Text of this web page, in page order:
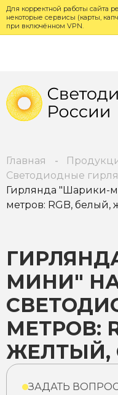
Для корректной работы сайта
некоторые сервисы (карты,
при включённом VPN.
Главная
Светодиодные
Гирлянда "Шарики-
метров: RGB, белый,
МИНИ"
МЕТРОВ:
ЖЕЛТЫЙ,
ЗАДАТЬ